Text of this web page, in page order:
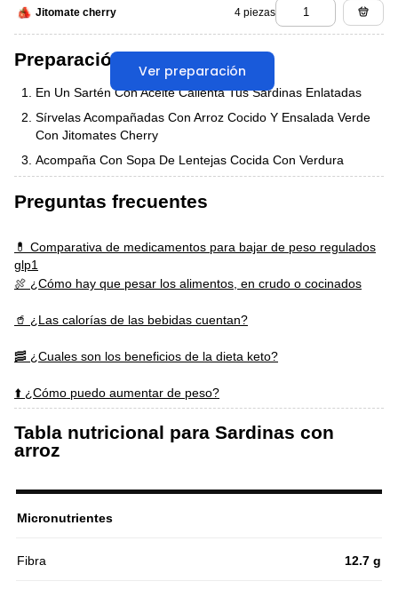
Jitomate cherry 4 piezas
Ver preparación
Preparación
En Un Sartén Con Aceite Calienta Tus Sardinas Enlatadas
Sírvelas Acompañadas Con Arroz Cocido Y Ensalada Verde
Con Jitomates Cherry
Acompaña Con Sopa De Lentejas Cocida Con Verdura
Preguntas frecuentes
💊 Comparativa de medicamentos para bajar de peso regulados
glp1
🍖 ¿Cómo hay que pesar los alimentos, en crudo o cocinados
🥤 ¿Las calorías de las bebidas cuentan?
🥓 ¿Cuales son los beneficios de la dieta keto?
⬆️ ¿Cómo puedo aumentar de peso?
Tabla nutricional para Sardinas con
arroz
Micronutrientes
Fibra 12.7 g